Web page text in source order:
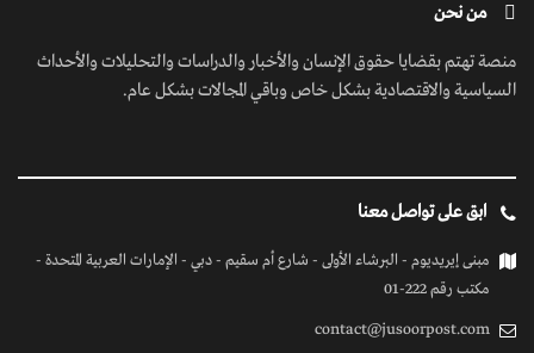
من نحن
منصة تهتم بقضايا حقوق الإنسان والأخبار والدراسات والتحليلات والأحداث
السياسية والاقتصادية بشكل خاص وباقي المجالات بشكل عام.
ابق على تواصل معنا
مبنى إيريديوم - البرشاء الأولى - شارع أم سقيم - دبي - الإمارات العربية المتحدة -
مكتب رقم 222-01
contact@jusoorpost.com